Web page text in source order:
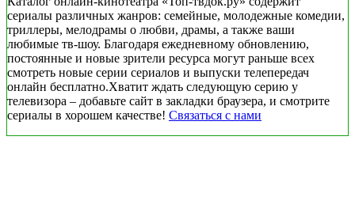
сериалы различных жанров: семейные, молодежные комедии,
триллеры, мелодрамы о любви, драмы, а также ваши
любимые тв-шоу. Благодаря ежедневному обновлению,
постоянные и новые зрители ресурса могут раньше всех
смотреть новые серии сериалов и выпуски телепередач
онлайн бесплатно.Хватит ждать следующую серию у
телевизора – добавьте сайт в закладки браузера, и смотрите
сериалы в хорошем качестве! Связаться с нами